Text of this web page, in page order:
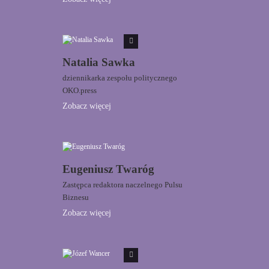
Natalia Sawka
dziennikarka zespołu politycznego
OKO.press
Zobacz więcej
Eugeniusz Twaróg
Zastępca redaktora naczelnego Pulsu
Biznesu
Zobacz więcej